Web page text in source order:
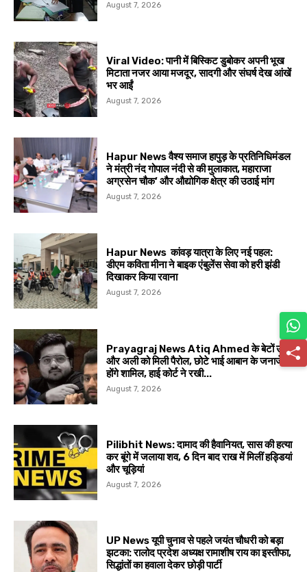
August 7, 2026
Viral Video: पानी में बिस्किट डुबोकर अपनी भूख
मिटाता नजर आया मजदूर, सादगी और संघर्ष देख आंखें
भर आईं
August 7, 2026
Hapur News वैश्य समाज हापुड़ के प्रतिनिधिमंडल
ने मंत्री नंद गोपाल नंदी से की मुलाकात, महाराजा
अग्रसेन चौक’ और औद्योगिक क्षेत्र की उठाई मांग
August 7, 2026
Hapur News कांवड़ यात्रा के लिए नई पहल:
डीएम कविता मीना ने बाइक एंबुलेंस सेवा को हरी झंडी
दिखाकर किया रवाना
August 7, 2026
Prayagraj News Atiq Ahmed के बेटों उमर
और अली को मिली पैरोल, छोटे भाई आबान के जनाजे में
होंगे शामिल, हाई कोर्ट ने रखी...
August 7, 2026
Pilibhit News: दामाद की हैवानियत, सास की हत्या
कर बूंगे में जलाया शव, 6 दिन बाद राख में मिलीं हड्डियां
और चूड़ियां
August 7, 2026
UP News यूपी चुनाव से पहले जयंत चौधरी को बड़ा
झटका: रालोद प्रदेश अध्यक्ष रामाशीष राय का इस्तीफा,
सिद्धांतों का हवाला देकर छोड़ी पार्टी